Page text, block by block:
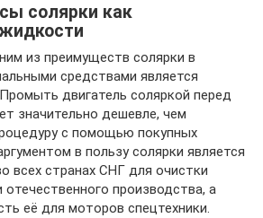
солярки как
из преимуществ солярки в
средствами является
двигатель соляркой перед
значительно дешевле, чем
с помощью покупных
в пользу солярки является
всех странах СНГ для очистки
отечественного производства, а
её для моторов спецтехники.